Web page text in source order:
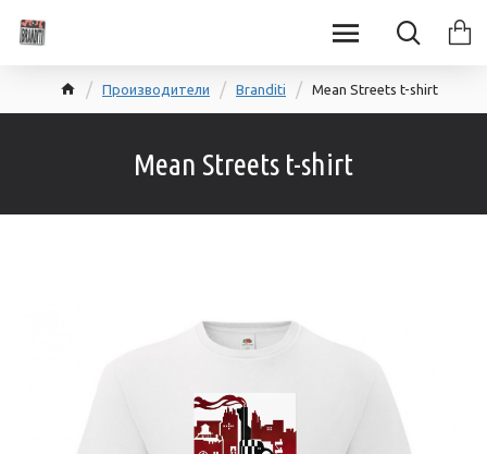
Производители Branditi Mean Streets t-shirt
Mean Streets t-shirt